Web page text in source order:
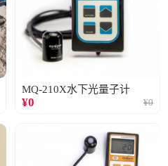
MQ-210X水下光量子计
¥0 ¥0